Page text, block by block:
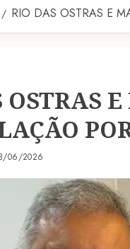
RIO DAS OSTRAS E
OSTRAS
06/2026